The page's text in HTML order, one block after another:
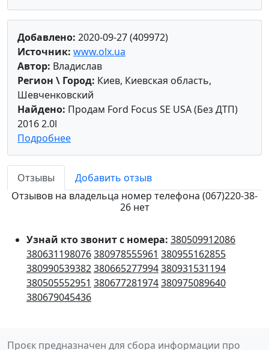
Добавлено: 2020-09-27 (409972)
Источник: www.olx.ua
Автор: Владислав
Регион \ Город: Киев, Киевская область,
Шевченковский
Найдено: Продам Ford Focus SE USA (Без ДТП)
2016 2.0l
Подробнее
Отзывы
Добавить отзыв
Отзывов на владельца номер телефона (067)220-38-
26 нет
Узнай кто звонит с номера: 380509912086
380631198076380978555961 380955162855
380990539382380665277994380931531194
380505552951 380677281974380975089640
380679045436
Проєк предназначен для сбора информации про